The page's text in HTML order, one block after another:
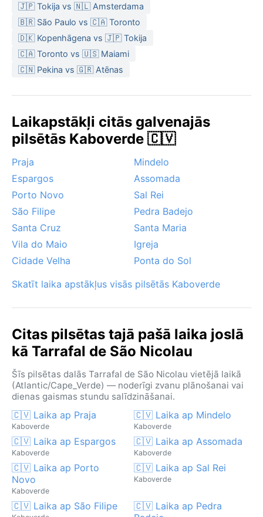
🇯🇵 Tokija vs 🇳🇱 Amsterdama
🇧🇷 São Paulo vs 🇨🇦 Toronto
🇩🇰 Kopenhāgena vs 🇯🇵 Tokija
🇨🇦 Toronto vs 🇺🇸 Maiami
🇨🇳 Pekina vs 🇬🇷 Atēnas
Laikapstākļi citās galvenajās
pilsētās Kaboverde 🇨🇻
Praja
Mindelo
Espargos
Assomada
Porto Novo
Sal Rei
São Filipe
Pedra Badejo
Santa Cruz
Santa Maria
Vila do Maio
Igreja
Cidade Velha
Ponta do Sol
Skatīt laika apstākļus visās pilsētās Kaboverde
Citas pilsētas tajā pašā laika joslā
kā Tarrafal de São Nicolau
Šīs pilsētas dalās Tarrafal de São Nicolau vietējā laikā
(Atlantic/Cape_Verde) — noderīgi zvanu plānošanai vai
dienas gaismas stundu salīdzināšanai.
🇨🇻 Laika ap Praja
Kaboverde
🇨🇻 Laika ap Mindelo
Kaboverde
🇨🇻 Laika ap Espargos
Kaboverde
🇨🇻 Laika ap Assomada
Kaboverde
🇨🇻 Laika ap Porto
Novo
Kaboverde
🇨🇻 Laika ap Sal Rei
Kaboverde
🇨🇻 Laika ap São Filipe
🇨🇻 Laika ap Pedra